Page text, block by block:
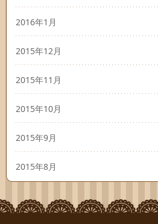
2016年1月
2015年12月
2015年11月
2015年10月
2015年9月
2015年8月